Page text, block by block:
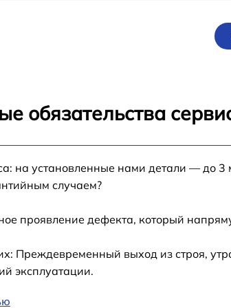
жёсткого диска) Sony
чистка Sony SV-
обязательства
на установленные нами детали — до 3
случаем?
проявление дефекта, который
Преждевременный выход из строя,
эксплуатации.